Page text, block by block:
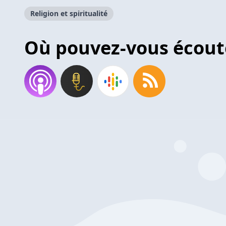
Religion et spiritualité
Où pouvez-vous